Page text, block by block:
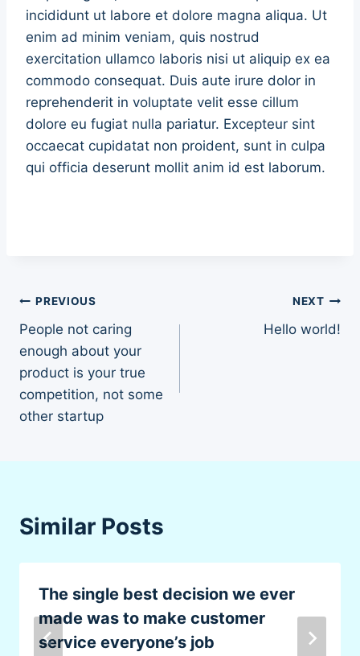
incididunt ut labore et dolore magna aliqua. Ut
enim ad minim veniam, quis nostrud
exercitation ullamco laboris nisi ut aliquip ex ea
commodo consequat. Duis aute irure dolor in
reprehenderit in voluptate velit esse cillum
dolore eu fugiat nulla pariatur. Excepteur sint
occaecat cupidatat non proident, sunt in culpa
qui officia deserunt mollit anim id est laborum.
Post
navigation
PREVIOUS
People not caring
enough about your
product is your true
competition, not some
other startup
NEXT
Hello world!
Similar Posts
The single best decision we ever
made was to make customer
service everyone’s job